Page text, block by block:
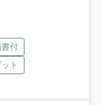
付
ト